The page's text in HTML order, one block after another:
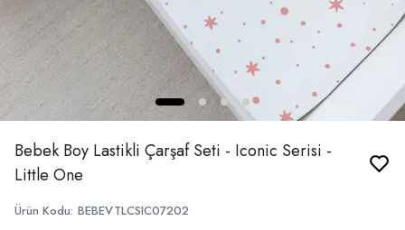
Bebek Boy Lastikli Çarşaf Seti - Iconic Serisi -
Little One
Ürün Kodu: BEBEVTLCSIC07202